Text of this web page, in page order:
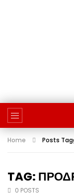
Home Posts
TAG:
0 POSTS